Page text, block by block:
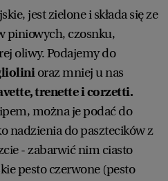
jest zielone i składa się ze
piniowych, czosnku,
oliwy. Podajemy do
oraz mniej u nas
trenette i corzetti.
można je podać do
nadzienia do pasztecików z
- zabarwić nim ciasto
pesto czerwone (pesto